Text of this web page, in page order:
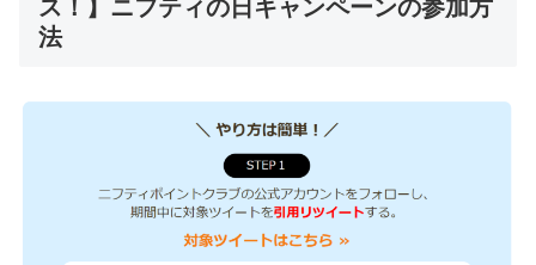
ス！】ニフティの日キャンペーンの参加方
法